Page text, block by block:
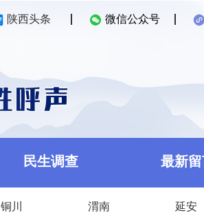
陕西头条 微信公众号
民生调查 最新
铜川 渭南 延安